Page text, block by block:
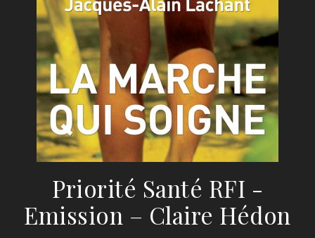
Priorité Santé RFI -
Emission – Claire Hédon